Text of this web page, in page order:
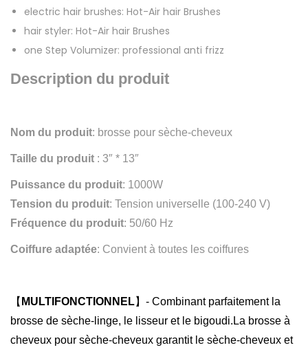
f
e
m
,
o
s
s
e
c
h
e
electric hair brushes: Hot-Air hair Brushes
hair styler: Hot-Air hair Brushes
one Step Volumizer: professional anti frizz
Description du produit
Nom du produit: brosse pour sèche-cheveux
Taille du produit : 3″ * 13″
Puissance du produit: 1000W
Tension du produit: Tension universelle (100-240 V)
Fréquence du produit: 50/60 Hz
Coiffure adaptée: Convient à toutes les coiffures
【 MULTIFONCTIONNEL】- Combinant parfaitement la
brosse de sèche-linge, le lisseur et le bigoudi.La brosse à
cheveux pour sèche-cheveux garantit le sèche-cheveux et